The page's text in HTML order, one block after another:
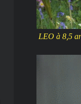
LEO à 8,5